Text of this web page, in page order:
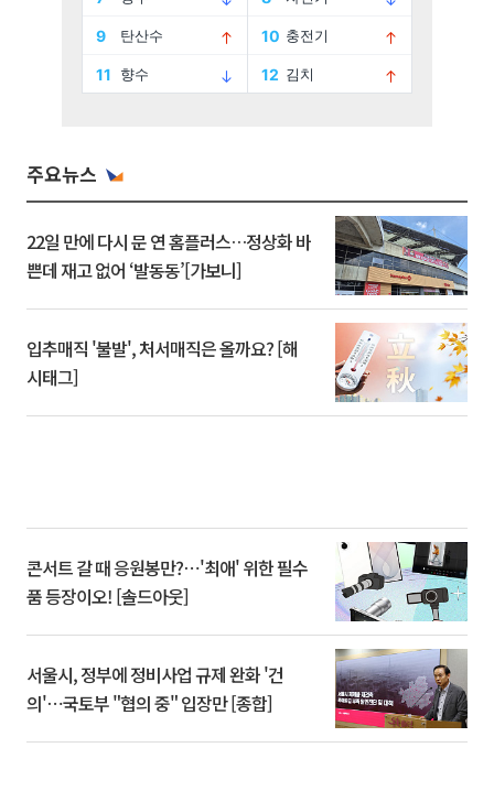
주요뉴스
22일 만에 다시 문 연 홈플러스…정상화 바
쁜데 재고 없어 ‘발동동’[가보니]
입추매직 '불발', 처서매직은 올까요? [해
시태그]
콘서트 갈 때 응원봉만?⋯'최애' 위한 필수
품 등장이오! [솔드아웃]
서울시, 정부에 정비사업 규제 완화 '건
의'⋯국토부 "협의 중" 입장만 [종합]